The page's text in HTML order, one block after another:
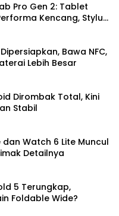
Pro Gen 2: Tablet
Kencang, Stylus
Paket
Bawa NFC,
Lebih Besar
Dirombak Total, Kini
Stabil
Watch 6 Lite Muncul
Detailnya
5 Terungkap,
Foldable Wide?